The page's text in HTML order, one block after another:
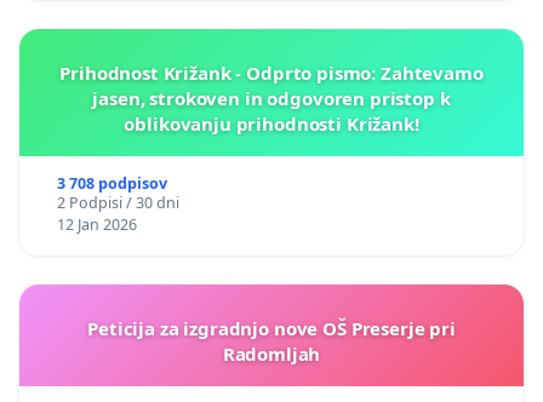
Prihodnost Križank - Odprto pismo: Zahtevamo
jasen, strokoven in odgovoren pristop k
oblikovanju prihodnosti Križank!
3 708 podpisov
2 Podpisi / 30 dni
12 Jan 2026
Peticija za izgradnjo nove OŠ Preserje pri
Radomljah